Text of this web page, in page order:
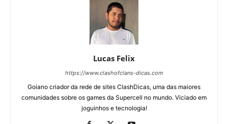
Lucas Felix
https://www.clashofclans-dicas.com
Goiano criador da rede de sites ClashDicas, uma das maiores
comunidades sobre os games da Supercell no mundo. Viciado em
joguinhos e tecnologia!